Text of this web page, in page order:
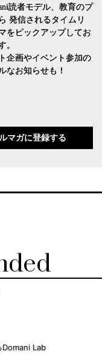
読者モデル、教育のプ
発信されるタイムリ
をピックアップしてお
。
企画やイベント参加の
なお知らせも！
マガに登録する
Domani Lab